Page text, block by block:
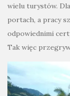
wielu turystów.
portach, a pracy
odpowiednimi
Tak więc